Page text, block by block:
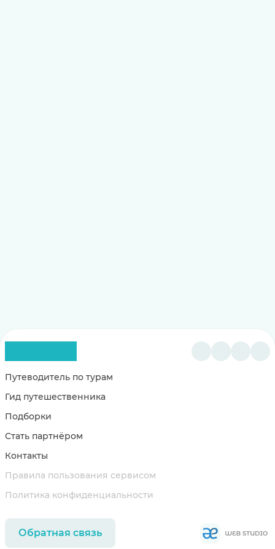
Путеводитель по турам
Гид путешественника
Подборки
Стать партнёром
Контакты
Правила пользования сервисом
Политика конфиденциальности
Обратная связь